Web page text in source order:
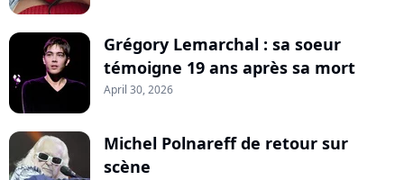
Grégory Lemarchal : sa soeur
témoigne 19 ans après sa mort
April 30, 2026
Michel Polnareff de retour sur
scène